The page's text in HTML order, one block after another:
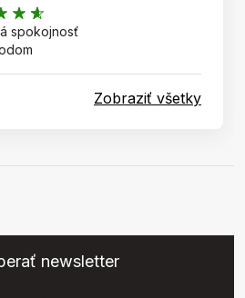
spokojnosť
Zobraziť všetky
newsletter